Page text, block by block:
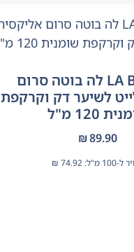
LA BEAUTE לה בוטה סרום
לשיער דק וקרקפת
120 מ"ל
₪89.90
100 מ"ל: ₪ 74.92